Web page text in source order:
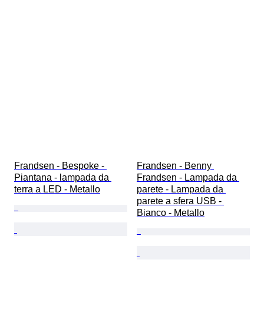
Frandsen - Bespoke -
Piantana - lampada da
terra a LED - Metallo
Frandsen - Benny
Frandsen - Lampada da
parete - Lampada da
parete a sfera USB -
Bianco - Metallo